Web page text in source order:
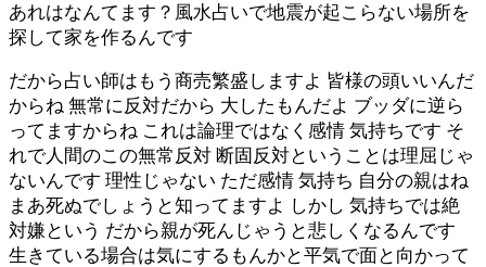
あれはなんてます？風水占いで地震が起こらない場所を
探して家を作るんです
だから占い師はもう商売繁盛しますよ 皆様の頭いいんだ
からね 無常に反対だから 大したもんだよ ブッダに逆ら
ってますからね これは論理ではなく感情 気持ちです そ
れで人間のこの無常反対 断固反対ということは理屈じゃ
ないんです 理性じゃない ただ感情 気持ち 自分の親はね
まあ死ぬでしょうと知ってますよ しかし 気持ちでは絶
対嫌という だから親が死んじゃうと悲しくなるんです
生きている場合は気にするもんかと平気で面と向かって